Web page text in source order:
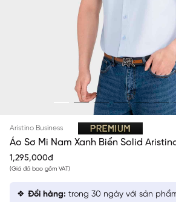
Aristino Business
Áo Sơ Mi Nam Xanh Biển Solid
1,295,000đ
(Giá đã bao gồm VAT)
Đổi hàng: trong 30 ngày với sản